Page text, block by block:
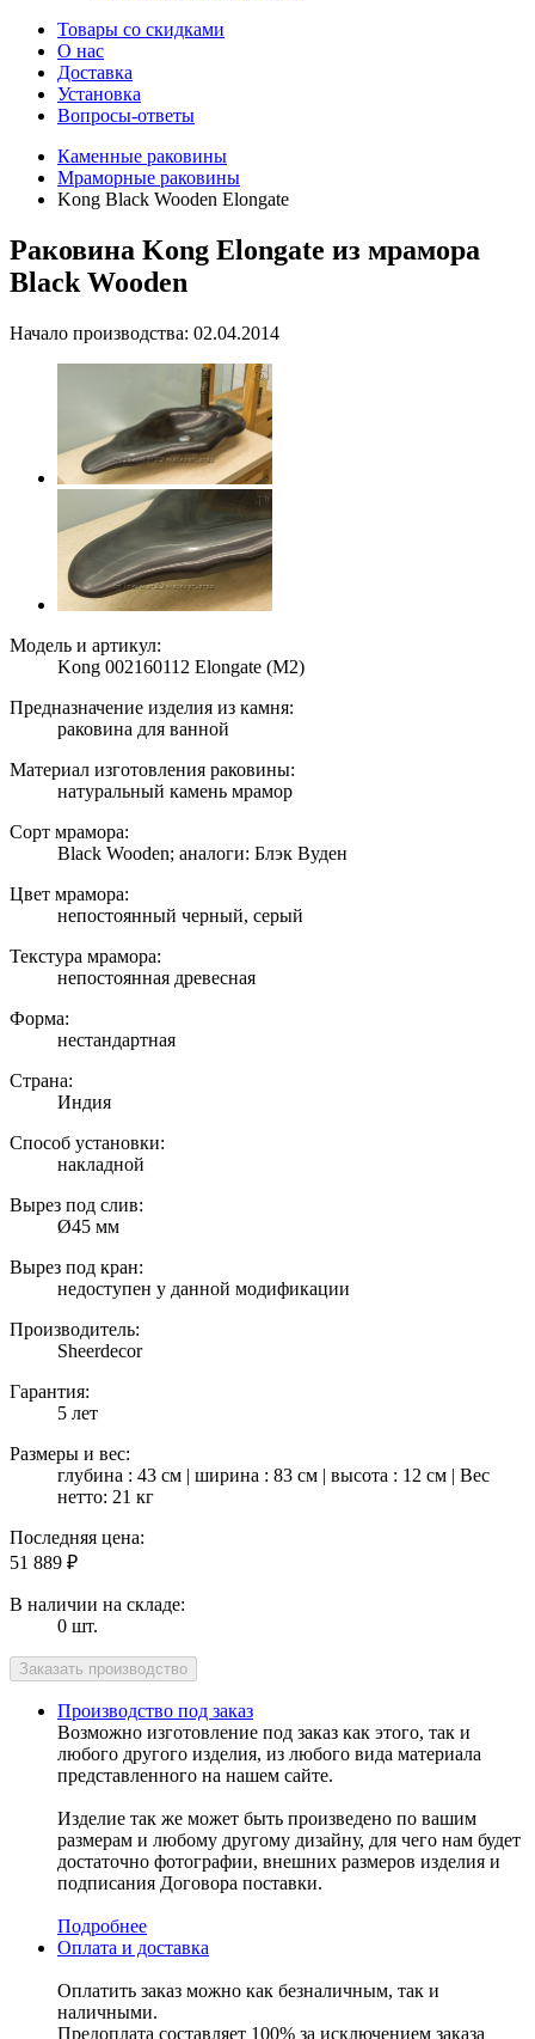
Товары со скидками
О нас
Доставка
Установка
Вопросы-ответы
Каменные раковины
Мраморные раковины
Kong Black Wooden Elongate
Раковина Kong Elongate из мрамора
Black Wooden
Начало производства: 02.04.2014
Модель и артикул:
Kong 002160112 Elongate (M2)
Предназначение изделия из камня:
раковина для ванной
Материал изготовления раковины:
натуральный камень мрамор
Сорт мрамора:
Black Wooden; аналоги: Блэк Вуден
Цвет мрамора:
непостоянный черный, серый
Текстура мрамора:
непостоянная древесная
Форма:
нестандартная
Страна:
Индия
Способ установки:
накладной
Вырез под слив:
Ø45 мм
Вырез под кран:
недоступен у данной модификации
Производитель:
Sheerdecor
Гарантия:
5 лет
Размеры и вес:
глубина : 43 см | ширина : 83 см | высота : 12 см | Вес
нетто: 21 кг
Последняя цена:
51 889 ₽
В наличии на складе:
0 шт.
Производство под заказ
Возможно изготовление под заказ как этого, так и
любого другого изделия, из любого вида материала
представленного на нашем сайте.
Изделие так же может быть произведено по вашим
размерам и любому другому дизайну, для чего нам будет
достаточно фотографии, внешних размеров изделия и
подписания Договора поставки.
Подробнее
Оплата и доставка
Оплатить заказ можно как безналичным, так и
наличными.
Предоплата составляет 100% за исключением заказа